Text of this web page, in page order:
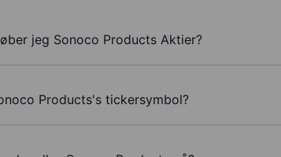
jeg Sonoco Products Aktier?
Products's tickersymbol?